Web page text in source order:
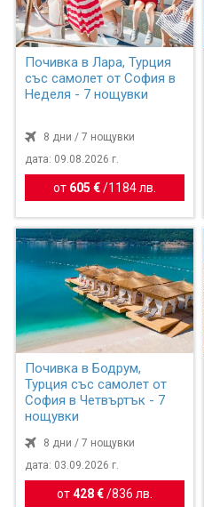
Почивка в Лара, Турция
със самолет от София в
Неделя - 7 нощувки
8 дни / 7 нощувки
дата: 09.08.2026 г.
от 605 € / 1184 лв.
Почивка в Бодрум,
Турция със самолет от
София в Четвъртък - 7
нощувки
8 дни / 7 нощувки
дата: 03.09.2026 г.
от428 € /836 лв.